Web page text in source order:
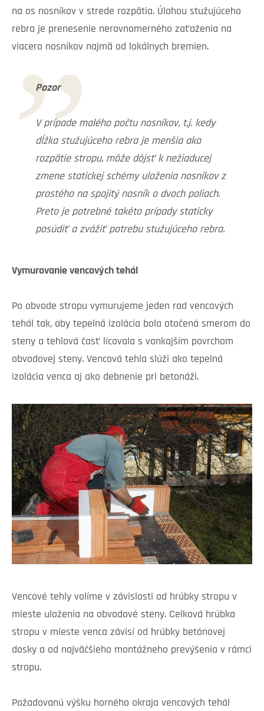
na os nosníkov v strede rozpätia. Úlohou stužujúceho
rebra je prenesenie nerovnomerného zaťaženia na
viacero nosníkov najmä od lokálnych bremien.
Pozor
V prípade malého počtu nosníkov, t.j. kedy
dĺžka stužujúceho rebra je menšia ako
rozpätie stropu, môže dôjsť k nežiaducej
zmene statickej schémy uloženia nosníkov z
prostého na spojitý nosník o dvoch poliach.
Preto je potrebné takéto prípady staticky
posúdiť a zvážiť potrebu stužujúceho rebra.
Vymurovanie vencových tehál
Po obvode stropu vymurujeme jeden rad vencových
tehál tak, aby tepelná izolácia bola otočená smerom do
steny a tehlová časť lícovala s vonkajším povrchom
obvodovej steny. Vencová tehla slúži ako tepelná
izolácia venca aj ako debnenie pri betonáži.
Vencové tehly volíme v závislosti od hrúbky stropu v
mieste uloženia na obvodové steny. Celková hrúbka
stropu v mieste venca závisí od hrúbky betónovej
dosky a od najväčšieho montážneho prevýšenia v rámci
stropu.
Požadovanú výšku horného okraja vencových tehál